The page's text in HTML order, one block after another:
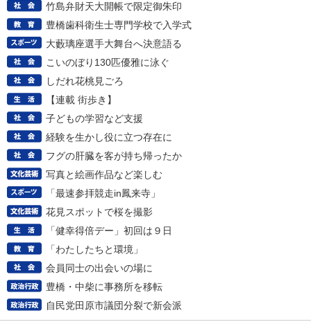
竹島弁財天大開帳で限定御朱印
豊橋歯科衛生士専門学校で入学式
大藪璃座選手大舞台へ決意語る
こいのぼり130匹優雅に泳ぐ
しだれ花桃見ごろ
【連載 街歩き】
子どもの学習など支援
経験を生かし役に立つ存在に
フグの肝臓を客が持ち帰ったか
写真と絵画作品など楽しむ
「最速参拝競走in鳳来寺」
花見スポットで桜を撮影
「健幸得倍デー」初回は９日
「わたしたちと環境」
会員同士の出会いの場に
豊橋・中柴に事務所を移転
自民党田原市議団分裂で新会派